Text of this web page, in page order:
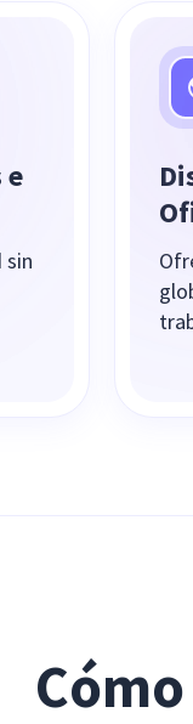
e
sin